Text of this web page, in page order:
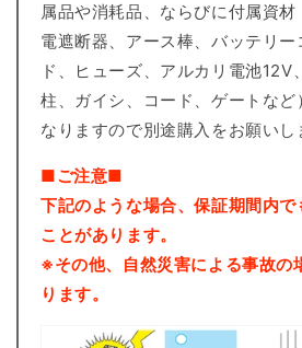
属品や消耗品、ならびに付属資
電遮断器、アース棒、バッテリ
ド、ヒューズ、アルカリ電池12V
柱、ガイシ、コード、ゲートなど
なりますので別途購入をお願いし
■ご注意■
下記のような場合、保証期間内で
ことがあります。
※その他、自然災害による事故の
ります。